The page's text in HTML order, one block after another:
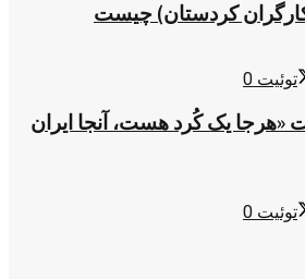
کردستان) چیست
توئیت 0
یک کُرد هست، آنجا ایران
توئیت 0